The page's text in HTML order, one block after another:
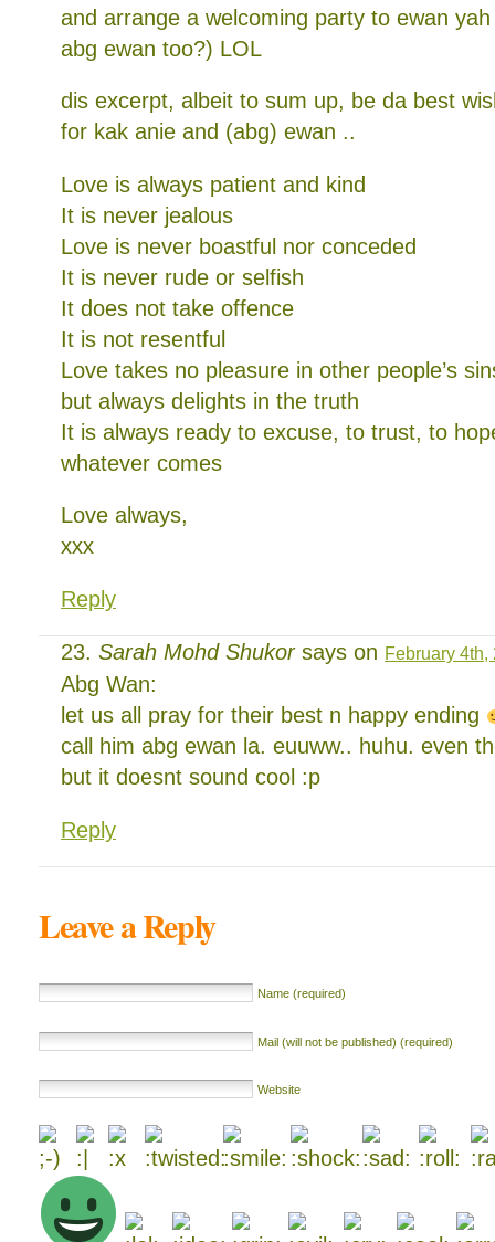
and arrange a welcoming party to ewan
abg ewan too?) LOL
dis excerpt, albeit to sum up, be da best
for kak anie and (abg) ewan ..
Love is always patient and kind
It is never jealous
Love is never boastful nor conceded
It is never rude or selfish
It does not take offence
It is not resentful
Love takes no pleasure in other people’s
but always delights in the truth
It is always ready to excuse, to trust, to
whatever comes
Love always,
xxx
Reply
Sarah Mohd Shukorsays on February 4th,
Abg Wan:
let us all pray for their best n happy ending
call him abg ewan la. euuww.. huhu. even
but it doesnt sound cool :p
Reply
Leave a Reply
Name (required)
Mail (will not be published) (required)
Website